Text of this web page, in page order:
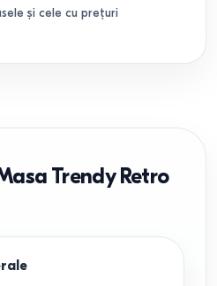
și cele cu prețuri
Trendy Retro